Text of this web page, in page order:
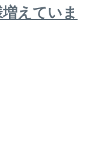
えていま